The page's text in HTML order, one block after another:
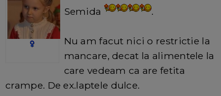
Semida .
Nu am facut nici o restrictie la
mancare, decat la alimentele la
care vedeam ca are fetita
crampe. De ex.laptele dulce.